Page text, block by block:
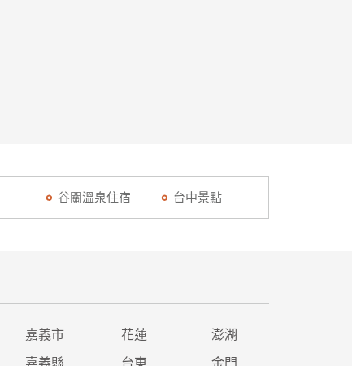
谷關溫泉住宿 台中景點
嘉義市 花蓮 澎湖
嘉義縣 台東 金門